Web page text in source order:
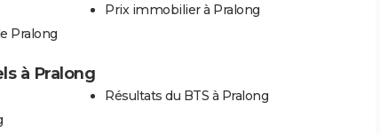
Pralong
Prix immobilier à Pralong
à Pralong
Résultats du BTS à Pralong